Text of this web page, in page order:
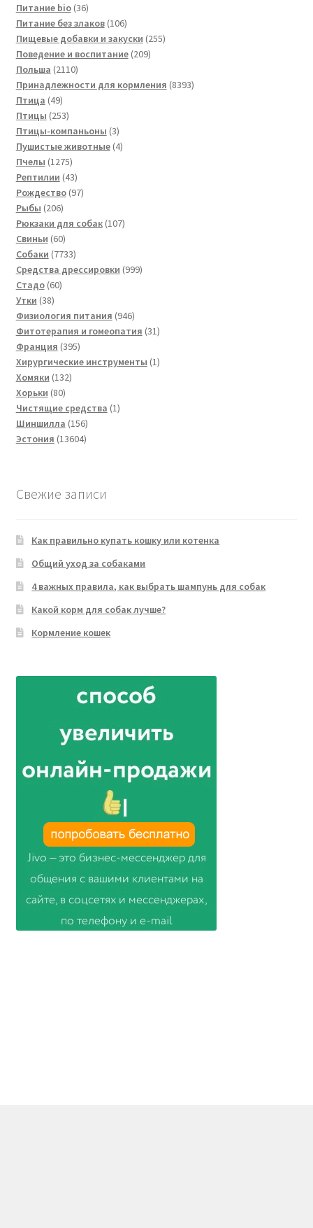
Питание bio 3636
товаров
Питание без злаков 106106
товаров
Пищевые добавки и закуски 255255
Поведение и воспитание 209209
Польша 21102110
товаров
Принадлежности для кормления 83938393
Птица 4949
товаров
Птицы 253253
товара
Птицы-компаньоны 33
товара
Пушистые животные 44
Пчелы 12751275
товаров
Рептилии 4343
товара
Рождество 9797
Рыбы 206206
товаров
Рюкзаки для собак 107107
Свиньи 6060
товаров
Собаки 77337733
товара
Средства дрессировки 999999
Стадо 6060
Утки 3838
товаров
Физиология питания 946946
товаров
Фитотерапия и гомеопатия 3131
Франция 395395
товаров
Хирургические инструменты 11
Хомяки 132132
Хорьки 8080
товаров
Чистящие средства 11
Шиншилла 156156
товаров
Эстония 1360413604
Свежие записи
Как правильно купать кошку или котенка
Общий уход за собаками
4 важных правила, как выбрать шампунь для собак
Какой корм для собак лучше?
Кормление кошек